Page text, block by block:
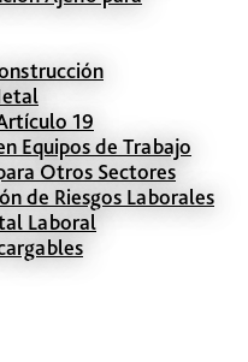
19
Equipos de Trabajo
Otros Sectores
de Riesgos Laborales
Laboral